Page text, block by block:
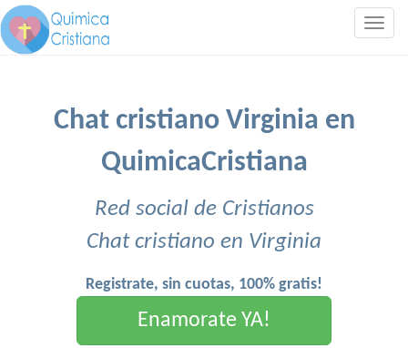
Chat cristiano Virginia en
QuimicaCristiana
Red social de Cristianos
Chat cristiano en Virginia
Registrate, sin cuotas, 100% gratis!
Enamorate YA!